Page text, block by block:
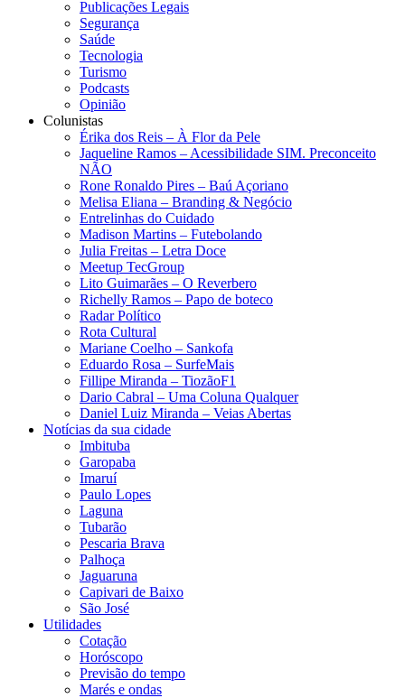
Publicações Legais
Segurança
Saúde
Tecnologia
Turismo
Podcasts
Opinião
Colunistas
Érika dos Reis​ – À Flor da Pele
Jaqueline Ramos – Acessibilidade SIM. Preconceito
NÃO
Rone Ronaldo Pires – Baú Açoriano
Melisa Eliana – Branding & Negócio
Entrelinhas do Cuidado
Madison Martins – Futebolando
Julia Freitas​ – Letra Doce
Meetup TecGroup
Lito Guimarães – O Reverbero
Richelly Ramos​ – Papo de boteco
Radar Político
Rota Cultural
Mariane Coelho – Sankofa
Eduardo Rosa​ – SurfeMais
Fillipe Miranda – TiozãoF1
Dario Cabral – Uma Coluna Qualquer
Daniel Luiz Miranda – Veias Abertas
Notícias da sua cidade
Imbituba
Garopaba
Imaruí
Paulo Lopes
Laguna
Tubarão
Pescaria Brava
Palhoça
Jaguaruna
Capivari de Baixo
São José
Utilidades
Cotação
Horóscopo
Previsão do tempo
Marés e ondas